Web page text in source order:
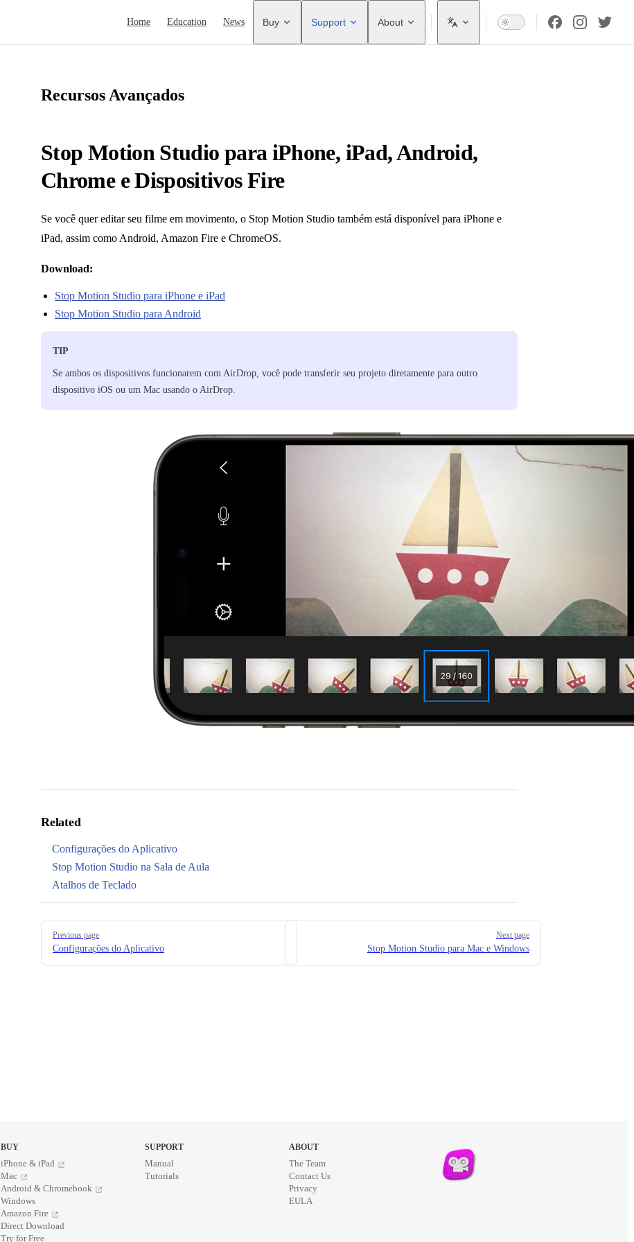
Home Education News Buy Support About
Recursos Avançados
Stop Motion Studio para iPhone, iPad, Android,
Chrome e Dispositivos Fire
Se você quer editar seu filme em movimento, o Stop Motion Studio também está disponível para iPhone e
iPad, assim como Android, Amazon Fire e ChromeOS.
Download:
Stop Motion Studio para iPhone e iPad
Stop Motion Studio para Android
TIP
Se ambos os dispositivos funcionarem com AirDrop, você pode transferir seu projeto diretamente para outro
dispositivo iOS ou um Mac usando o AirDrop.
Related
Configurações do Aplicativo
Stop Motion Studio na Sala de Aula
Atalhos de Teclado
Pager
Previous page
Configurações do Aplicativo
Next page
Stop Motion Studio para Mac e Windows
BUY
iPhone & iPad
Mac
Android & Chromebook
Windows
Amazon Fire
Direct Download
Try for Free
SUPPORT
Manual
Tutorials
ABOUT
The Team
Contact Us
Privacy
EULA